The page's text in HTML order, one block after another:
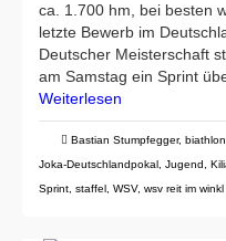
ca. 1.700 hm, bei besten
letzte Bewerb im
Deutscher Meisterschaft
am Samstag ein Sprint
Weiterlesen
Bastian Stumpfegger, biathlon
Joka-Deutschlandpokal Jugend
Sprint staffel WSV, wsv reit im winkl